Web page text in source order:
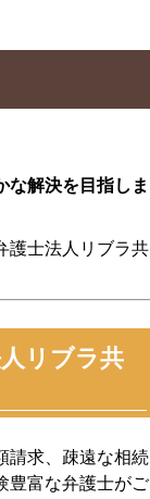
な解決を目指しま
護士法人リブラ共
リブラ共
請求、疎遠な相続
豊富な弁護士がご